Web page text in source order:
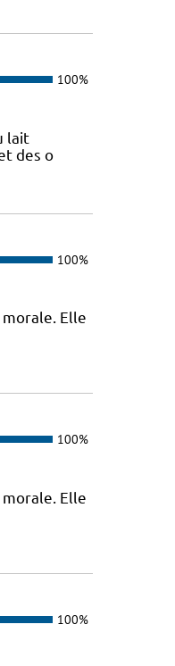
100%
lait
des o
100%
Elle
100%
Elle
100%